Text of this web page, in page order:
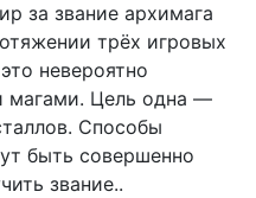
за звание архимага
трёх игровых
невероятно
магами. Цель одна —
Способы
быть совершенно
звание..